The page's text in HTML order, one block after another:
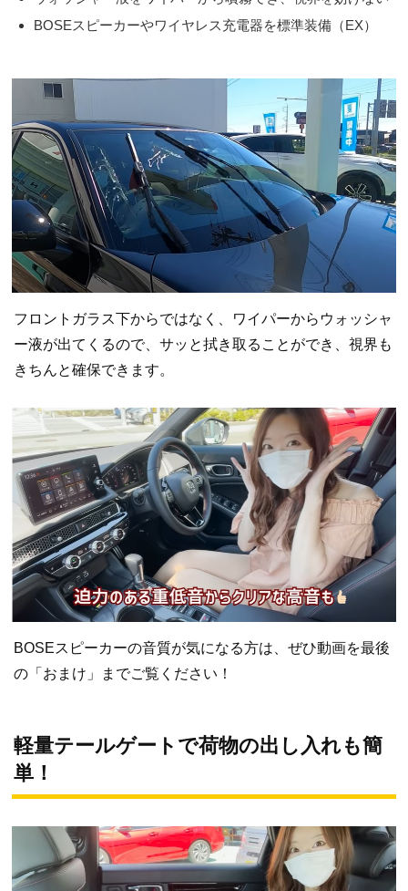
BOSEスピーカーやワイヤレス充電器を標準装備（EX）
フロントガラス下からではなく、ワイパーからウォッシャ
ー液が出てくるので、サッと拭き取ることができ、視界も
きちんと確保できます。
BOSEスピーカーの音質が気になる方は、ぜひ動画を最後
の「おまけ」までご覧ください！
軽量テールゲートで荷物の出し入れも簡
単！